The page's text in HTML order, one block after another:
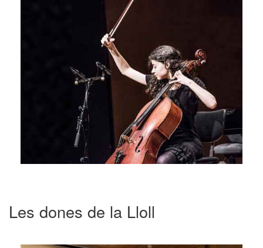
Les dones de la Lloll